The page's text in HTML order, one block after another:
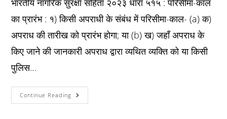
भारतीय नागरिक सुरक्षा संहिता २०२३ धारा ५१५ : परिसीमा-काल
का प्रारंभ : १) किसी अपराधी के संबंध में परिसीमा-काल- (a) क)
अपराध की तारीख को प्रारंभ होगा; या (b) ख) जहाँ अपराध के
किए जाने की जानकारी अपराध द्वारा व्यथित व्यक्ति को या किसी
पुलिस…
Continue Reading Bnss
धारा